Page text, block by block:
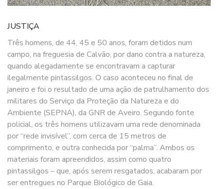
JUSTIÇA
Três homens, de 44, 45 e 50 anos, foram detidos num
campo, na freguesia de Calvão, por dano contra a natureza,
quando alegadamente se encontravam a capturar
ilegalmente pintassilgos. O caso aconteceu no final de
janeiro e foi o resultado de uma ação de patrulhamento dos
militares do Serviço da Proteção da Natureza e do
Ambiente (SEPNA), da GNR de Aveiro. Segundo fonte
policial, os três homens utilizavam uma rede denominada
por “rede invisível”, com cerca de 15 metros de
comprimento, e outra conhecida por “palma”. Ambos os
materiais foram apreendidos, assim como quatro
pintassilgos – que, após serem resgatados, acabaram por
ser entregues no Parque Biológico de Gaia.